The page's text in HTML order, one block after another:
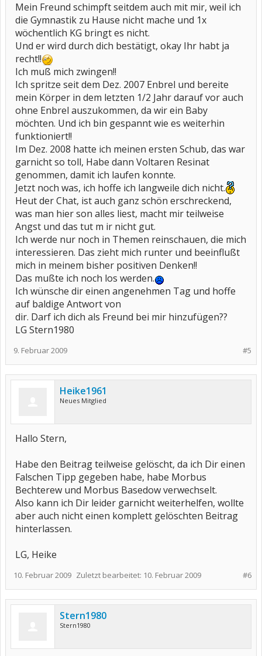
Mein Freund schimpft seitdem auch mit mir, weil ich
die Gymnastik zu Hause nicht mache und 1x
wöchentlich KG bringt es nicht.
Und er wird durch dich bestätigt, okay Ihr habt ja
recht!!
Ich muß mich zwingen!!
Ich spritze seit dem Dez. 2007 Enbrel und bereite
mein Körper in dem letzten 1/2 Jahr darauf vor auch
ohne Enbrel auszukommen, da wir ein Baby
möchten. Und ich bin gespannt wie es weiterhin
funktioniert!!
Im Dez. 2008 hatte ich meinen ersten Schub, das war
garnicht so toll, Habe dann Voltaren Resinat
genommen, damit ich laufen konnte.
Jetzt noch was, ich hoffe ich langweile dich nicht.
Heut der Chat, ist auch ganz schön erschreckend,
was man hier son alles liest, macht mir teilweise
Angst und das tut m ir nicht gut.
Ich werde nur noch in Themen reinschauen, die mich
interessieren. Das zieht mich runter und beeinflußt
mich in meinem bisher positiven Denken!!
Das mußte ich noch los werden.
Ich wünsche dir einen angenehmen Tag und hoffe
auf baldige Antwort von
dir. Darf ich dich als Freund bei mir hinzufügen??
LG Stern1980
#5
9. Februar 2009
Heike1961
Neues Mitglied
Hallo Stern,
Habe den Beitrag teilweise gelöscht, da ich Dir einen
Falschen Tipp gegeben habe, habe Morbus
Bechterew und Morbus Basedow verwechselt.
Also kann ich Dir leider garnicht weiterhelfen, wollte
aber auch nicht einen komplett gelöschten Beitrag
hinterlassen.
LG, Heike
#6
10. Februar 2009 Zuletzt bearbeitet: 10. Februar 2009
Stern1980
Stern1980